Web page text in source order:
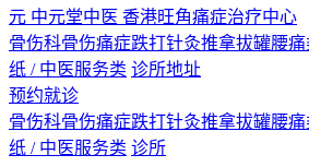
元 中元堂中医 香港旺角痛症治疗中心
骨伤科骨伤痛症跌打针灸推拿拔罐腰痛
纸 / 中医服务类 诊所地址
预约就诊
骨伤科骨伤痛症跌打针灸推拿拔罐腰痛
纸 / 中医服务类 诊所